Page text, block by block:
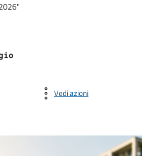
Vedi azioni